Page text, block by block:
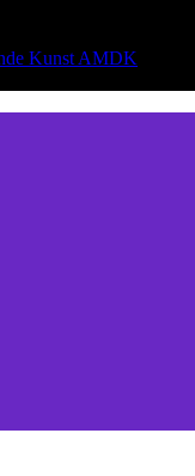
Kunst AMDK